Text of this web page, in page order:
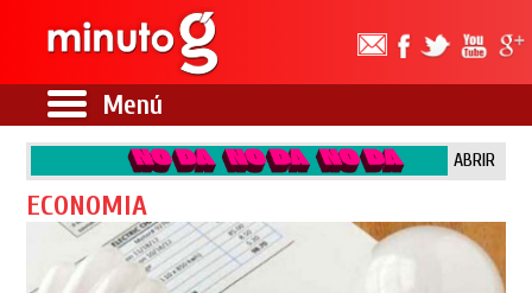
Menú
ABRIR
ECONOMIA